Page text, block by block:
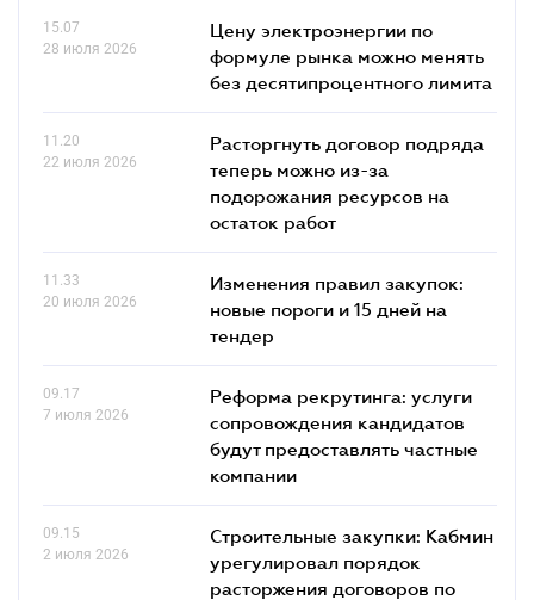
15.07
28 июля 2026
Цену электроэнергии по
формуле рынка можно менять
без десятипроцентного лимита
11.20
22 июля 2026
Расторгнуть договор подряда
теперь можно из-за
подорожания ресурсов на
остаток работ
11.33
20 июля 2026
Изменения правил закупок:
новые пороги и 15 дней на
тендер
09.17
7 июля 2026
Реформа рекрутинга: услуги
сопровождения кандидатов
будут предоставлять частные
компании
09.15
2 июля 2026
Строительные закупки: Кабмин
урегулировал порядок
расторжения договоров по